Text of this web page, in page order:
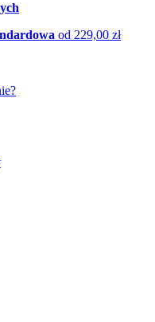
od 229,00 zł